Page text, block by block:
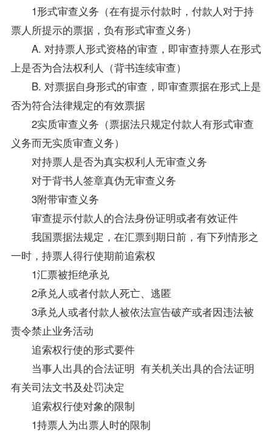
1形式审查义务（在有提示付款时，付款人对于持
票人所提示的票据，负有形式审查义务）
A. 对持票人形式资格的审查，即审查持票人在形式
上是否为合法权利人（背书连续审查）
B. 对票据自身形式的审查，即审查票据在形式上是
否为符合法律规定的有效票据
2实质审查义务（票据法只规定付款人有形式审查
义务而无实质审查义务）
对持票人是否为真实权利人无审查义务
对于背书人签章真伪无审查义务
3附带审查义务
审查提示付款人的合法身份证明或者有效证件
我国票据法规定，在汇票到期日前，有下列情形之
一时，持票人得行使期前追索权
1汇票被拒绝承兑
2承兑人或者付款人死亡、逃匿
3承兑人或者付款人被依法宣告破产或者因违法被
责令禁止业务活动
追索权行使的形式要件
当事人出具的合法证明 有关机关出具的合法证明
有关司法文书及处罚决定
追索权行使对象的限制
1持票人为出票人时的限制